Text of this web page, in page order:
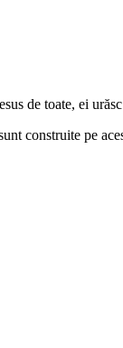
de toate, ei
construite pe